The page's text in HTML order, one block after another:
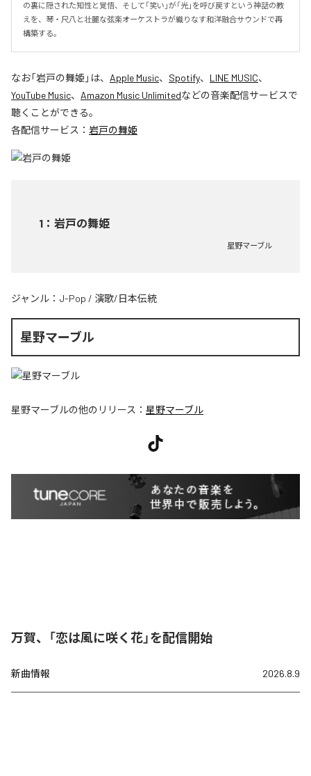
の裏に隠された知性と覚悟、そして「笑い」が「光」を呼び戻すという神話の教
えを、琴・尺八と壮麗な弦楽オーケストラが織りなす和洋融合サウンドで再
構築する。
なお「岩戸の舞姫 」は、 Apple Music、 Spotify、 LINE MUSIC、
YouTube Music、 Amazon Music Unlimitedなどの音楽配信サービスで
聴くことができる。
各配信サービス： 岩戸の舞姫
1 ： 岩戸の舞姫
星野マーブル
ジャンル： J-Pop / 演歌/日本伝統
星野マーブル
星野マーブルの他のリリース： 星野マーブル
万賀、「恋は風に咲く花」を配信開始
新曲情報 2026.8.9